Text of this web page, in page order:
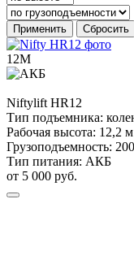
Применить Сбросить
12М
Niftylift HR12
Тип подъемника:
Рабочая высота: 12,2 м
Грузоподъемность:
Тип питания: АКБ
от 5 000 руб.